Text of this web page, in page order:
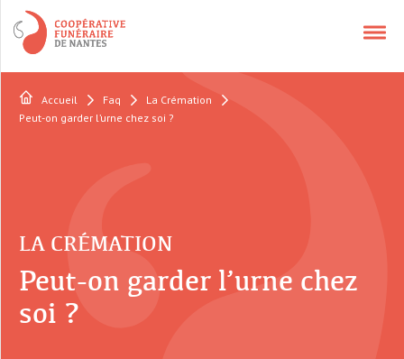
NOS SERVICES
CONTACT
QUI SOMMES-NOUS ?
Accueil Faq
La Crémation
Peut-on garder l’urne chez soi ?
LA CRÉMATION
Peut-on garder l’urne chez
soi ?